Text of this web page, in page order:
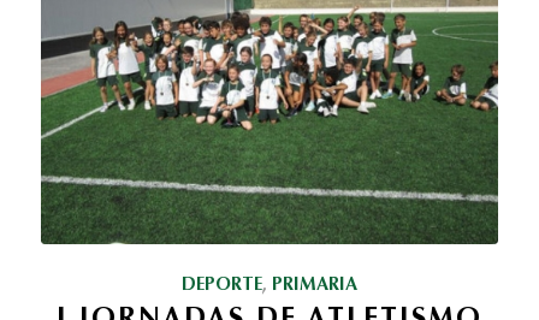
DEPORTE, PRIMARIA